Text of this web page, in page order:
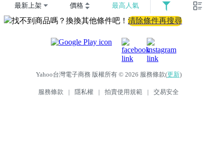
最新上架 價格 最高人氣
找不到商品嗎？換換其他條件吧！ 清除條件再搜尋
Yahoo台灣電子商務 版權所有 © 2026 服務條款(更新)
服務條款 | 隱私權 | 拍賣使用規範 | 交易安全